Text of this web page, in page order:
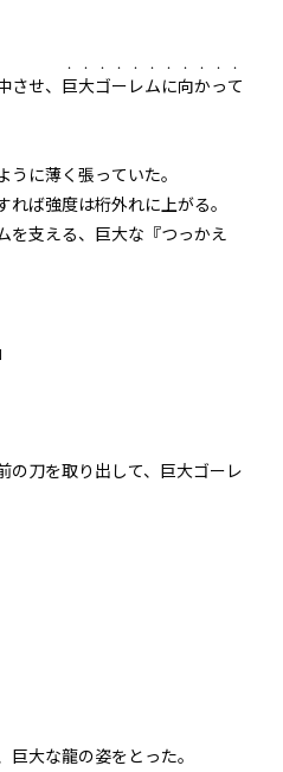
せ、 巨大ゴーレムに
・・・・・・・
向かって
・・・・
に薄く張っていた。
ば強度は桁外れに上がる。
支える、巨大な『つっかえ
刀を取り出して、巨大ゴーレ
大な龍の姿をとった。